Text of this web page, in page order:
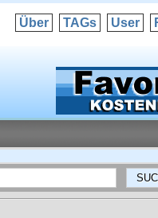
Über TAGs User